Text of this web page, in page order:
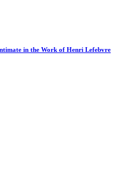
in the Work of Henri Lefebvre